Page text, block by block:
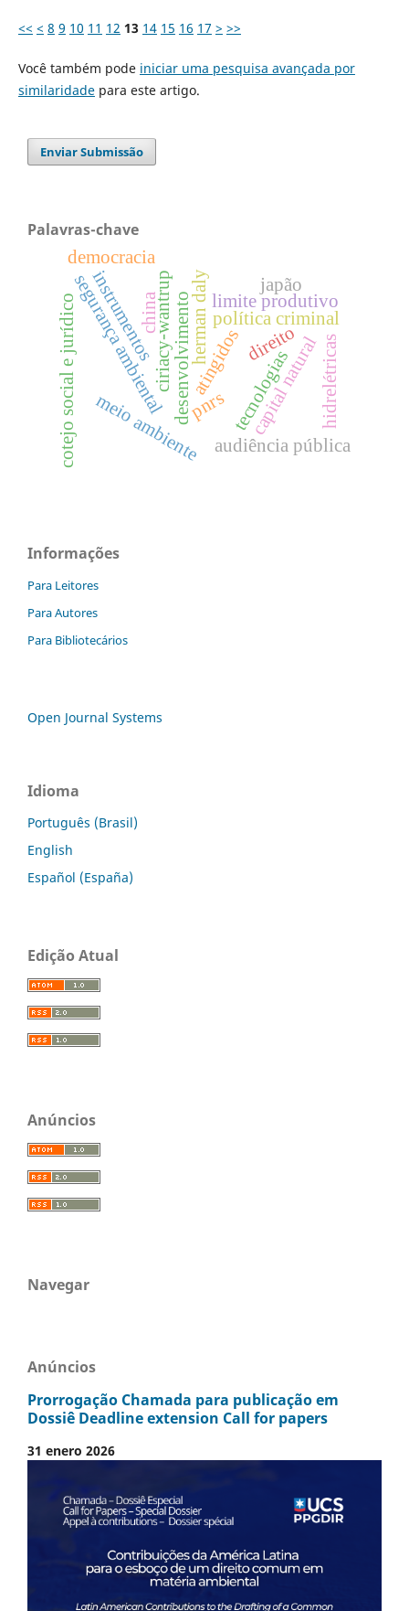
<< < 8 9 10 11 12 13 14 15 16 17 > >>
Você também pode iniciar uma pesquisa avançada por
similaridadepara este artigo.
Enviar Submissão
Palavras-chave
ciriacy-wantrupherman daly
segurança ambiental limite produtivo
capital natural
meio ambiente
política criminal
japão
cotejo social e jurídico audiência pública
atingidos
desenvolvimento direito hidrelétricas
pnrs
instrumentos
china
tecnologias
democracia
Informações
Para Leitores
Para Autores
Para Bibliotecários
Open Journal Systems
Idioma
Português (Brasil)
English
Español (España)
Edição Atual
Anúncios
Navegar
Anúncios
Prorrogação Chamada para publicação em
Dossiê Deadline extension Call for papers
31 enero 2026